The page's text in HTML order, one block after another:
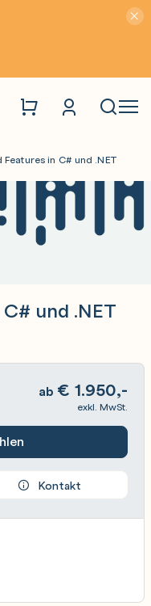
Features in C# und .NET
und .NET
ab € 1.950,-
exkl. MwSt.
Kontakt